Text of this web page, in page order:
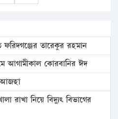
ফরিদগঞ্জের তারেকুর রহমান
আগামীকাল কোরবানির ঈদ
আজহা
রাখা নিয়ে বিদ্যুৎ বিভাগের